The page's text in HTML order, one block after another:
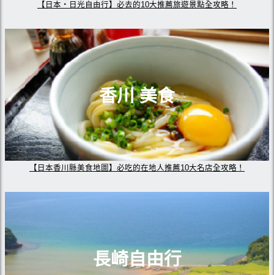
【日本・日光自由行】必去的10大推薦旅遊景點全攻略！
香川 美食
【日本香川縣美食地圖】必吃的在地人推薦10大名店全攻略！
長崎自由行